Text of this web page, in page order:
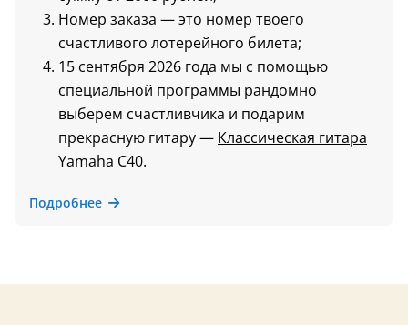
Номер заказа — это номер твоего
счастливого лотерейного билета;
15 сентября 2026 года мы с помощью
специальной программы рандомно
выберем счастливчика и подарим
прекрасную гитару — Классическая гитара
Yamaha C40.
Подробнее